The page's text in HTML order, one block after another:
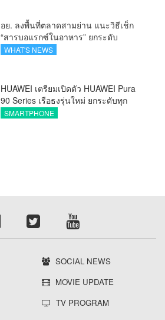
อย. ลงพื้นที่ตลาดสามย่าน แนะวิธีเช็ก
“สารบอแรกซ์ในอาหาร” ยกระดับ
ตลาดสดปลอดภัยเพื่อผู้บริโภค
WHAT'S NEWS
HUAWEI เตรียมเปิดตัว HUAWEI Pura
90 Series เรือธงรุ่นใหม่ ยกระดับทุก
โมเมนต์สำคัญของชีวิตด้วยนวัตกรรม
SMARTPHONE
SOCIAL NEWS
MOVIE UPDATE
TV PROGRAM